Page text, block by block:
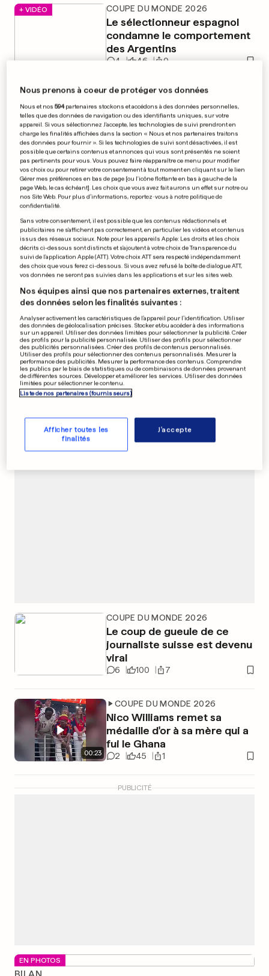
+ VIDÉO COUPE DU MONDE 2026
Le sélectionneur espagnol
condamne le comportement
des Argentins
4 46 0
PUBLICITÉ
COUPE DU MONDE 2026
Le «like» de Cristiano Ronaldo
qui fait enrager l'Argentine
1 77 2
COUPE DU MONDE 2026
Jamais les joueurs n'avaient
autant parié que pendant ce
Mondial
COUPE DU MONDE 2026
Le coup de gueule de ce
journaliste suisse est devenu
viral
6 100 7
00:23
COUPE DU MONDE 2026
Nico Williams remet sa
médaille d'or à sa mère qui a
fui le Ghana
2 45 1
PUBLICITÉ
EN PHOTOS
Nous prenons à coeur de protéger vos données
Nous et nos594partenaires stockons et accédons à des données personnelles,
telles que des données de navigation ou des identifiants uniques, sur votre
appareil. Si vous sélectionnez J'accepte, les technologies de suivi prendront en
charge les finalités affichées dans la section « Nous et nos partenaires traitons
des données pour fournir ». Si les technologies de suivi sont désactivées, il est
possible que certains contenus et annonces qui vous sont présentés ne soient
pas pertinents pour vous. Vous pouvez faire réapparaître ce menu pour modifier
vos choix ou pour retirer votre consentement à tout moment en cliquant sur le lien
Gérer mes préférences en bas de page [ou l'icône flottante en bas à gauche de la
page Web, le cas échéant]. Les choix que vous avez fait aurons un effet sur notre ou
nos Site Web. Pour plus d’informations, reportez-vous à notre politique de
confidentialité.
Sans votre consentement, il est possible que les contenus rédactionnels et
publicitaires ne s'affichent pas correctement, en particulier les vidéos et contenus
issus des réseaux sociaux. Note pour les appareils Apple: Les droits et les choix
décrits ci-dessous sont distincts et s'ajoutent à votre choix de Transparence du
suivi de l'application Apple (ATT). Votre choix ATT sera respecté indépendamment
des choix que vous ferez ci-dessous. Si vous avez refusé la boîte de dialogue ATT,
vos données ne seront pas suivies dans les applications et sur les sites web.
Nos équipes ainsi que nos partenaires externes, traitent
des données selon les finalités suivantes :
Analyser activement les caractéristiques de l’appareil pour l’identification. Utiliser
des données de géolocalisation précises. Stocker et/ou accéder à des informations
sur un appareil. Utiliser des données limitées pour sélectionner la publicité. Créer
des profils pour la publicité personnalisée. Utiliser des profils pour sélectionner
des publicités personnalisées. Créer des profils de contenus personnalisés.
Utiliser des profils pour sélectionner des contenus personnalisés. Mesurer la
performance des publicités. Mesurer la performance des contenus. Comprendre
les publics par le biais de statistiques ou de combinaisons de données provenant
de différentes sources. Développer et améliorer les services. Utiliser des données
limitées pour sélectionner le contenu.
Liste de nos partenaires (fournisseurs)
Afficher toutes les
finalités
J'accepte